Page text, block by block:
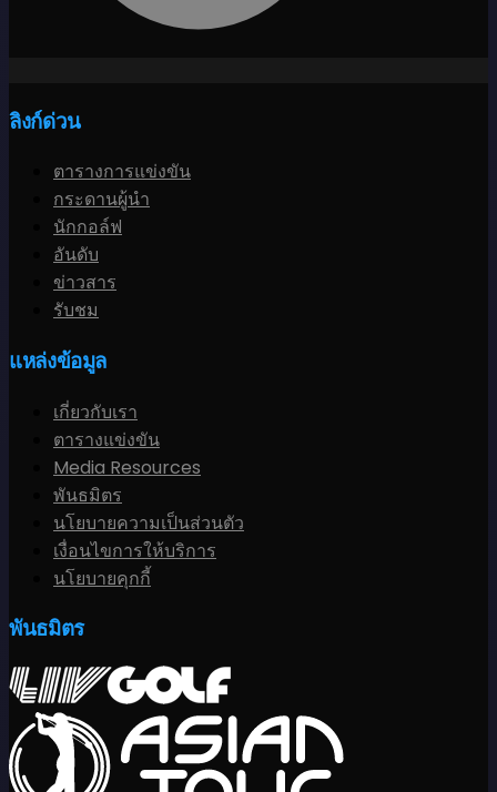
ลิงก์ด่วน
ตารางการแข่งขัน
กระดานผู้นำ
นักกอล์ฟ
อันดับ
ข่าวสาร
รับชม
แหล่งข้อมูล
เกี่ยวกับเรา
ตารางแข่งขัน
Media Resources
พันธมิตร
นโยบายความเป็นส่วนตัว
เงื่อนไขการให้บริการ
นโยบายคุกกี้
พันธมิตร